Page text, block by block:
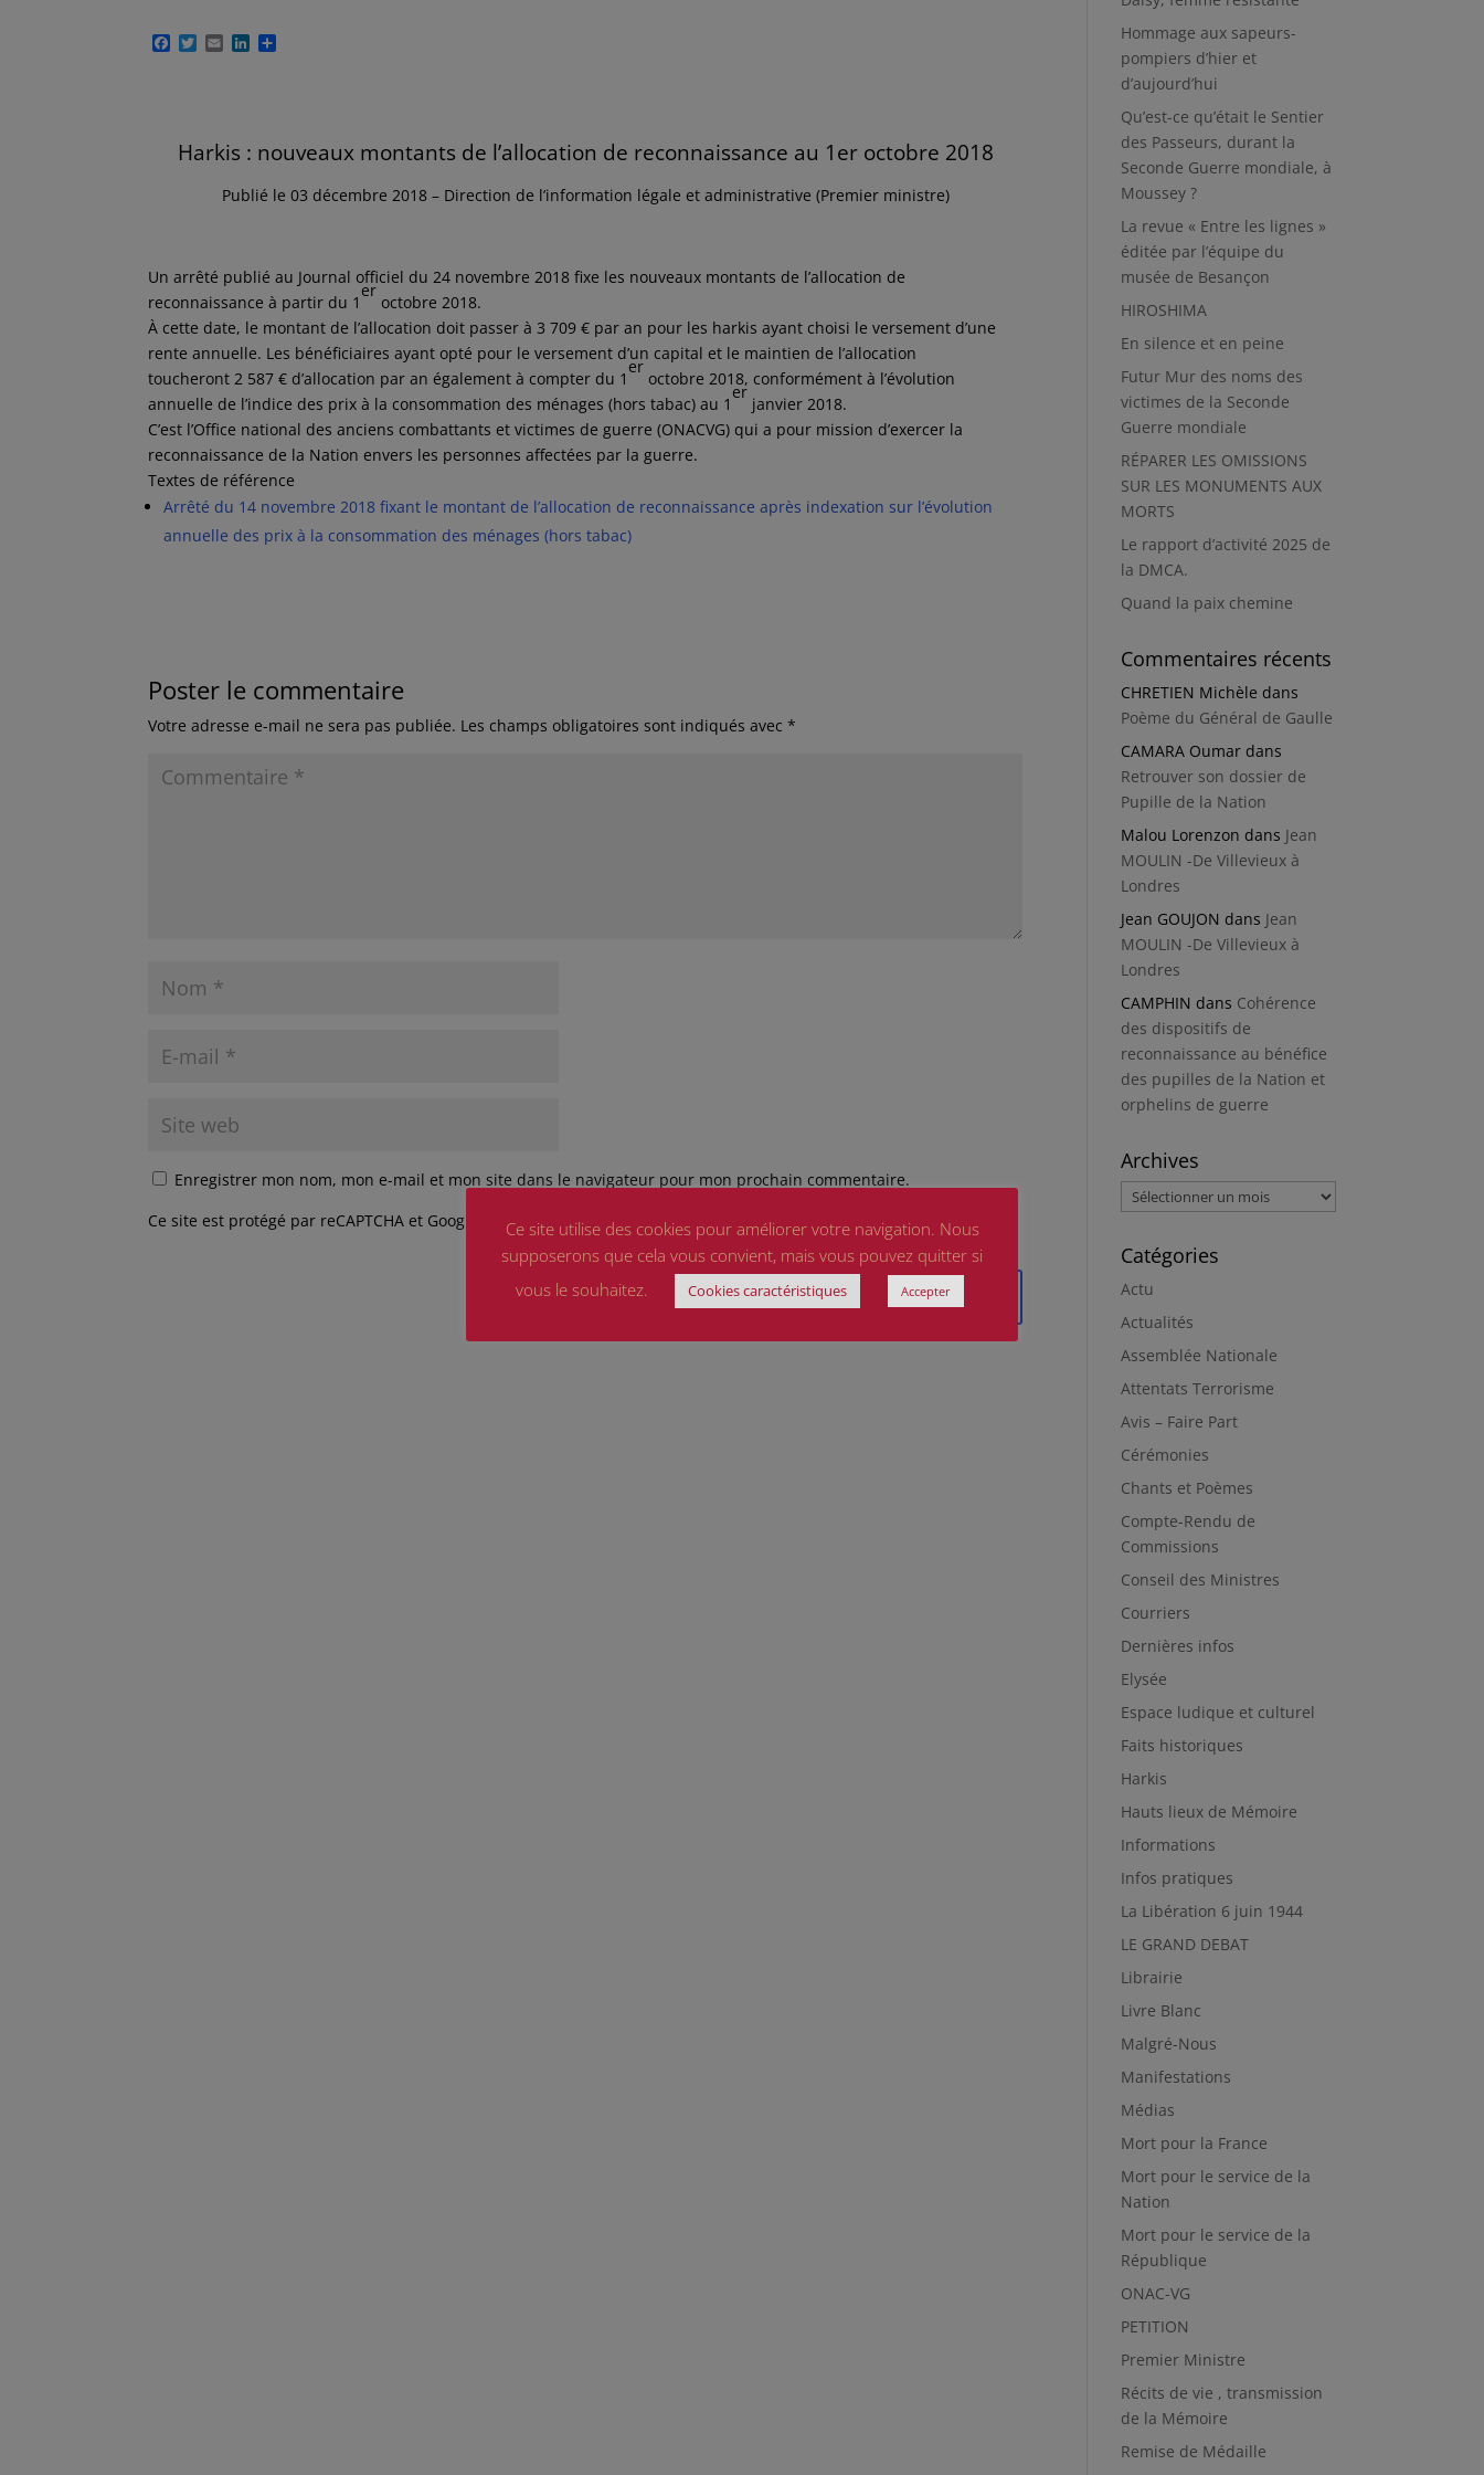
F
o
T
r
E L
I
n
e
r
Harkis : nouveaux montants de l’allocation de reconnaissance au 1er octobre 2018
Publié le 03 décembre 2018 – Direction de l’information légale et administrative (Premier ministre)
Un arrêté publié au Journal officiel du 24 novembre 2018 fixe les nouveaux montants de l’allocation de
reconnaissance à partir du 1
er
octobre 2018.
À cette date, le montant de l’allocation doit passer à 3 709 € par an pour les harkis ayant choisi le versement d’une
rente annuelle. Les bénéficiaires ayant opté pour le versement d’un capital et le maintien de l’allocation
toucheront 2 587 € d’allocation par an également à compter du 1
er
octobre 2018, conformément à l’évolution
annuelle de l’indice des prix à la consommation des ménages (hors tabac) au 1
er
janvier 2018.
C’est l’Office national des anciens combattants et victimes de guerre (ONACVG) qui a pour mission d’exercer la
reconnaissance de la Nation envers les personnes affectées par la guerre.
Textes de référence
Arrêté du 14 novembre 2018 fixant le montant de l’allocation de reconnaissance après indexation sur l’évolution
annuelle des prix à la consommation des ménages (hors tabac)
Poster le commentaire
Votre adresse e-mail ne sera pas publiée. Les champs obligatoires sont indiqués avec*
Enregistrer mon nom, mon e-mail et mon site dans le navigateur pour mon prochain commentaire.
Ce site est protégé par reCAPTCHA et Google
Politique de confidentialité Conditions d'utilisation appliquer.
Hommage aux sapeurs-
pompiers d’hier et
d’aujourd’hui
Qu’est-ce qu’était le Sentier
des Passeurs, durant la
Seconde Guerre mondiale, à
Moussey ?
La revue « Entre les lignes »
éditée par l’équipe du
musée de Besançon
HIROSHIMA
En silence et en peine
Futur Mur des noms des
victimes de la Seconde
Guerre mondiale
RÉPARER LES OMISSIONS
SUR LES MONUMENTS AUX
MORTS
Le rapport d’activité 2025 de
la DMCA.
Quand la paix chemine
Commentaires récents
CHRETIEN Michèle dans
Poème du Général de Gaulle
CAMARA Oumar dans
Retrouver son dossier de
Pupille de la Nation
Malou Lorenzon dans Jean
MOULIN -De Villevieux à
Londres
Jean GOUJON dans Jean
MOULIN -De Villevieux à
Londres
CAMPHIN dans Cohérence
des dispositifs de
reconnaissance au bénéfice
des pupilles de la Nation et
orphelins de guerre
Archives
Archives
Catégories
Actu
Actualités
Assemblée Nationale
Attentats Terrorisme
Avis – Faire Part
Cérémonies
Chants et Poèmes
Compte-Rendu de
Commissions
Conseil des Ministres
Courriers
Dernières infos
Elysée
Espace ludique et culturel
Faits historiques
Harkis
Hauts lieux de Mémoire
Informations
Infos pratiques
La Libération 6 juin 1944
LE GRAND DEBAT
Librairie
Livre Blanc
Malgré-Nous
Manifestations
Médias
Mort pour la France
Mort pour le service de la
Nation
Mort pour le service de la
République
ONAC-VG
PETITION
Premier Ministre
Récits de vie , transmission
de la Mémoire
Remise de Médaille
Ce site utilise des cookies pour améliorer votre navigation. Nous
supposerons que cela vous convient, mais vous pouvez quitter si
vous le souhaitez.
Cookies caractéristiques Accepter